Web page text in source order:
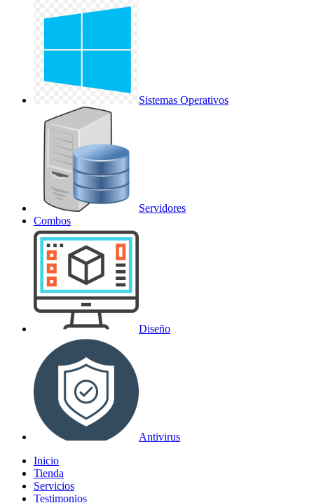
Sistemas Operativos
Servidores
Combos
Diseño
Antivirus
Inicio
Tienda
Servicios
Testimonios